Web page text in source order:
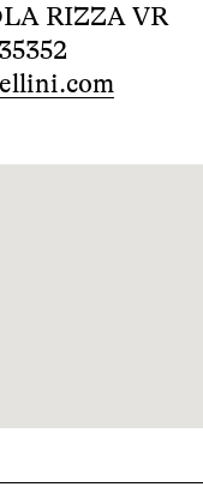
RIZZA VR